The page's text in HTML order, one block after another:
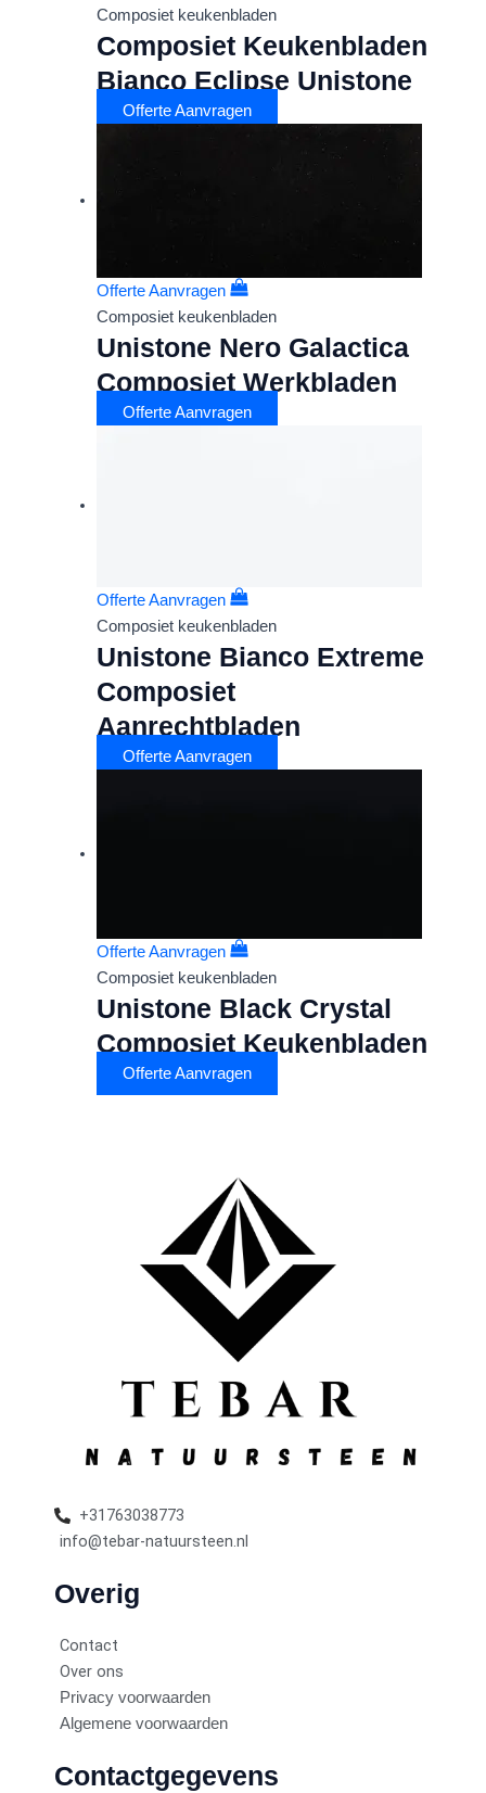
Composiet keukenbladen
Composiet Keukenbladen
Bianco Eclipse Unistone
Offerte Aanvragen
Offerte Aanvragen
Composiet keukenbladen
Unistone Nero Galactica
Composiet Werkbladen
Offerte Aanvragen
Offerte Aanvragen
Composiet keukenbladen
Unistone Bianco Extreme
Composiet
Aanrechtbladen
Offerte Aanvragen
Offerte Aanvragen
Composiet keukenbladen
Unistone Black Crystal
Composiet Keukenbladen
Offerte Aanvragen
+31763038773
info@tebar-natuursteen.nl
Overig
Contact
Over ons
Privacy voorwaarden
Algemene voorwaarden
Contactgegevens